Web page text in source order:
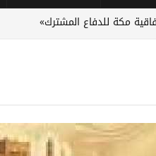
مكة للدفاع المشترك»